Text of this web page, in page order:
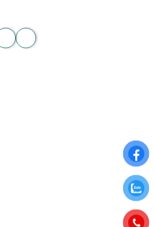
NGAY ƯU ĐÃI ĐẶC BIỆT
đãi hấp dẫn từ Hoa Chân Thật, hãy đăng